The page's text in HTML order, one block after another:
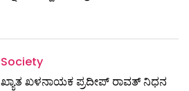
Society
ಖ್ಯಾತ ಖಳನಾಯಕ ಪ್ರದೀಪ್ ರಾವತ್‌ ನಿಧನ